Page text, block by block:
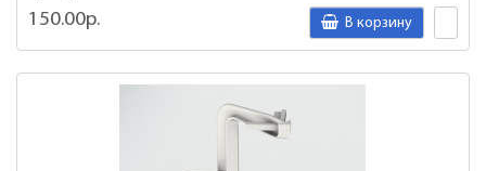
150.00р. В корзину